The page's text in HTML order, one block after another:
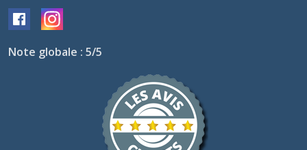
Note globale : 5/5